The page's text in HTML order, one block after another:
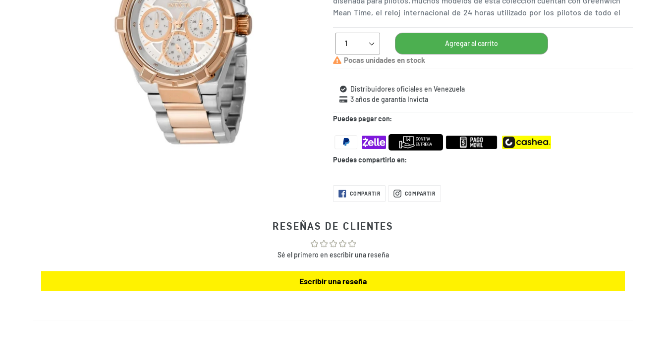
Mean Time, el reloj internacional de 24 horas utilizado por los pilotos de todo el
Pocas unidades en stock
Distribuidores oficiales en Venezuela
3 años de garantía Invicta
Puedes pagar con:
Puedes compartirlo en:
Agregando
a
tu
bolsa
de
COMPARTIRCOMPARTIR
EN COMPARTIRCOMPARTIR
EN
RESEÑAS DE CLIENTES
Sé el primero en escribir una reseña
Escribir una reseña